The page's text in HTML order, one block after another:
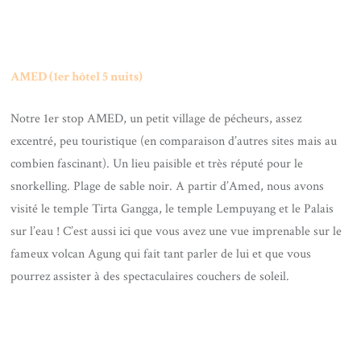
AMED (1er hôtel 5 nuits)
Notre 1er stop AMED, un petit village de pécheurs, assez
excentré, peu touristique (en comparaison d’autres sites mais au
combien fascinant). Un lieu paisible et très réputé pour le
snorkelling. Plage de sable noir. A partir d’Amed, nous avons
visité le temple Tirta Gangga, le temple Lempuyang et le Palais
sur l’eau ! C’est aussi ici que vous avez une vue imprenable sur le
fameux volcan Agung qui fait tant parler de lui et que vous
pourrez assister à des spectaculaires couchers de soleil.